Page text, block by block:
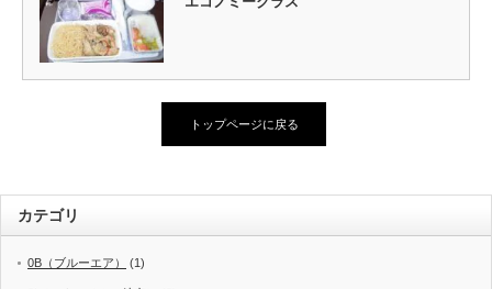
トップページに戻る
カテゴリ
0B（ブルーエア） (1)